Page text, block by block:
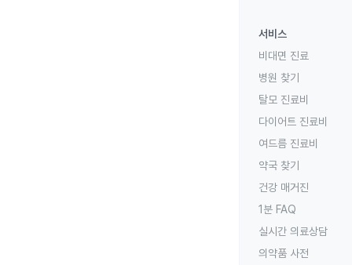
서비스
비대면 진료
병원 찾기
탈모 진료비
다이어트 진료비
여드름 진료비
약국 찾기
건강 매거진
1분 FAQ
실시간 의료상담
의약품 사전